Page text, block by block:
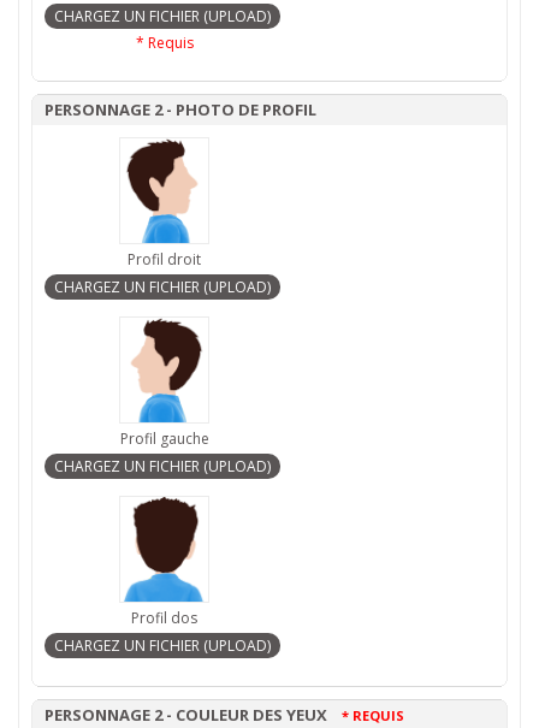
* Requis
PERSONNAGE 2 - PHOTO DE PROFIL
Profil droit
Profil gauche
Profil dos
PERSONNAGE 2 - COULEUR DES YEUX * REQUIS